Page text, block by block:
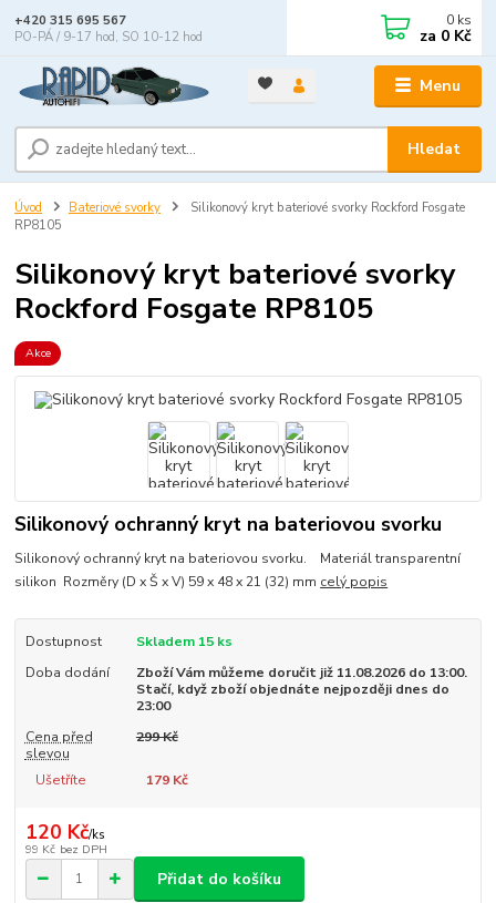
Menu
Hledat
+420 315 695 567
PO-PÁ / 9-17 hod, SO 10-12 hod
0 ks
za 0 Kč
Úvod Bateriové svorky
Silikonový kryt bateriové svorky Rockford Fosgate
RP8105
Silikonový kryt bateriové svorky
Rockford Fosgate RP8105
Akce
Silikonový ochranný kryt na bateriovou svorku
Silikonový ochranný kryt na bateriovou svorku. Materiál transparentní
silikon Rozměry (D x Š x V) 59 x 48 x 21 (32) mm celý popis
Dostupnost
Skladem 15 ks
Doba dodání
Zboží Vám můžeme doručit již 11.08.2026 do 13:00.
Stačí, když zboží objednáte nejpozději dnes do
23:00
Cena před
slevou
299 Kč
Ušetříte 179 Kč
120 Kč/ks
99 Kč bez DPH
Přidat do košíku